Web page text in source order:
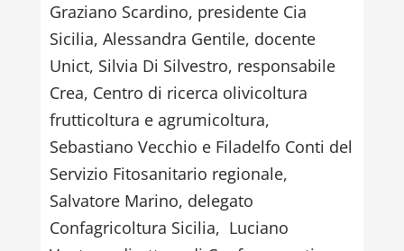
Graziano Scardino, presidente Cia
Sicilia, Alessandra Gentile, docente
Unict, Silvia Di Silvestro, responsabile
Crea, Centro di ricerca olivicoltura
frutticoltura e agrumicoltura,
Sebastiano Vecchio e Filadelfo Conti del
Servizio Fitosanitario regionale,
Salvatore Marino, delegato
Confagricoltura Sicilia, Luciano